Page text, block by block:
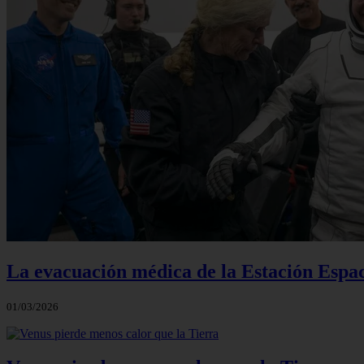
La evacuación médica de la Estación
01/03/2026